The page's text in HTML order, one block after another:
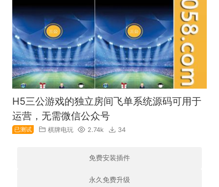
H5三公游戏的独立房间飞单系统源码可用于
运营，无需微信公众号
已测试 棋牌电玩 2.74k 34
免费安装插件
永久免费升级